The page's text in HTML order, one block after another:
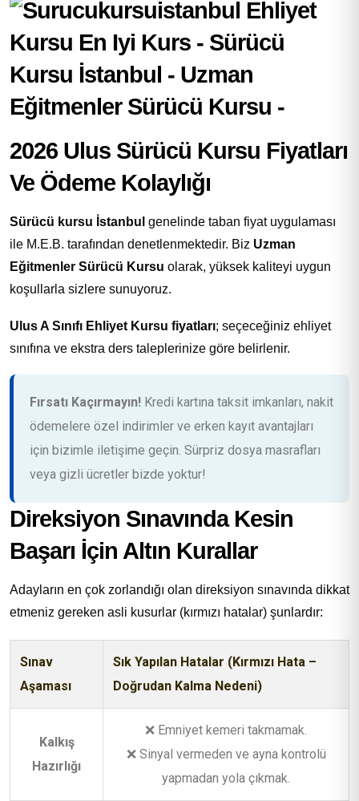
2026 Ulus Sürücü Kursu Fiyatları
Ve Ödeme Kolaylığı
Sürücü kursu İstanbul genelinde taban fiyat uygulaması
ile M.E.B. tarafından denetlenmektedir. Biz Uzman
Eğitmenler Sürücü Kursu olarak, yüksek kaliteyi uygun
koşullarla sizlere sunuyoruz.
Ulus A Sınıfı Ehliyet Kursu fiyatları; seçeceğiniz ehliyet
sınıfına ve ekstra ders taleplerinize göre belirlenir.
Fırsatı Kaçırmayın! Kredi kartına taksit imkanları, nakit
ödemelere özel indirimler ve erken kayıt avantajları
için bizimle iletişime geçin. Sürpriz dosya masrafları
veya gizli ücretler bizde yoktur!
Direksiyon Sınavında Kesin
Başarı İçin Altın Kurallar
Adayların en çok zorlandığı olan direksiyon sınavında dikkat
etmeniz gereken asli kusurlar (kırmızı hatalar) şunlardır:
Sınav
Aşaması
Sık Yapılan Hatalar (Kırmızı Hata –
Doğrudan Kalma Nedeni)
Kalkış
Hazırlığı
❌ Emniyet kemeri takmamak.
❌ Sinyal vermeden ve ayna kontrolü
yapmadan yola çıkmak.